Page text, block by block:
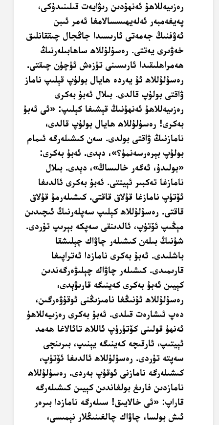
رەزىيەللاھۇ ئەنھۇدىن رىۋايەت قىلىنىدۇكى،
پەيغەمبەر ئەلەيھىسسالامغا ئەمر ئىبن
ئەۋفنىڭ جەمەتى ئارىسىدا جاڭجال چىققانلىق
خەۋىرى يەتتى. رەسۇلۇللاھ ساھابىلەرنىڭ
ھەمراھلىقىدا ئارىسىنى تۈزەش ئۈچۈن چىقتى.
رەسۇلۇللاھ ئۇ يەردە ھايال بولۇپ قېلىپ ناماز
ۋاقتى بولۇپ قالدى. بىلال ئەبۇ بەكرى
رەزىيەللاھۇ ئەنھۇنىڭ قېشىغا كېلىپ: «ئى ئەبۇ
بەكرى! رەسۇلۇللاھ ھايال بولۇپ قالدى،
نامازنىڭ ۋاقتى بولدى. سەن كىشىلەرگە ئىمام
بولۇپ بېرەرسەنمۇ؟»، دېدى. ئەبۇ بەكرى:
«بولىدۇ، ئەگەر خالىساڭ»، دېدى. بىلال
نامازغا تەكبىر ئېيتتى. ئەبۇ بەكرى ئالدىغا
ئۆتۈپ نامازغا قۇلاق قاقتى. كىشىلەرمۇ قۇلاق
قاقتى. رەسۇلۇللاھ كېلىپ سەپلەرنىڭ ئىچىدىن
مېڭىپ ئۆتۈپ، ئالدىنقى سەپكە بېرىپ تۇردى.
شۇنىڭ بىلەن كىشىلەر چاۋاك چېلىشقا
باشلىدى. ئەبۇ بەكرى نامازدا ئەتراپىغا
قارىمىدى. كىشىلەر چاۋاك چېلىۋەرگەندىن
كېيىن ئەبۇ بەكرى كەينىگە قارىۋېدى،
رەسۇلۇللاھ ئۇنىڭغا نامىزىڭنى ئوقۇۋەرگىن،
دەپ ئىشارەت قىلدى. ئەبۇ بەكرى رەزىيەللاھۇ
ئەنھۇ قولىنى كۆتۈرۈپ ئاللاھ تائالاغا ھەمد
ئېيتىپ، ئارقىچە كەينىگە يېنىپ، بىرىنچى
سەپتە تۇردى. رەسۇلۇللاھ ئالدىغا ئۆتۈپ،
كىشىلەرگە نامازنى ئوقۇپ بەردى. رەسۇلۇللاھ
نامازدىن فارىغ بولغاندىن كېيىن كىشىلەرگە
قاراپ: «ئى خالايىق! سىلەرگە نامازدا بىرەر
ئىش بولسا، چاۋاك چالغىنىڭلار نېمىسى،